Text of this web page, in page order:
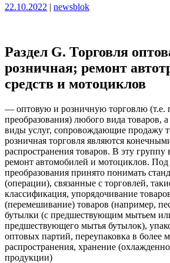
Опубликовано
22.10.2022 | Опубликовано
newsblok
Раздел G. Торговля
розничная; ремонт
средств и мотоциклов
— оптовую и розничную торговлю (т.е.
преобразования) любого вида товаров,
виды услуг, сопровождающие продажу
розничная торговля являются
распространения товаров. В эту группу
ремонт автомобилей и мотоциклов. Под
преобразования принято понимать
(операции), связанные с торговлей,
классификация, упорядочивание
(перемешивание) товаров (например,
бутылки (с предшествующим мытьем
предшествующего мытья бутылок),
оптовых партий, переупаковка в более
распространения, хранение
продукции)